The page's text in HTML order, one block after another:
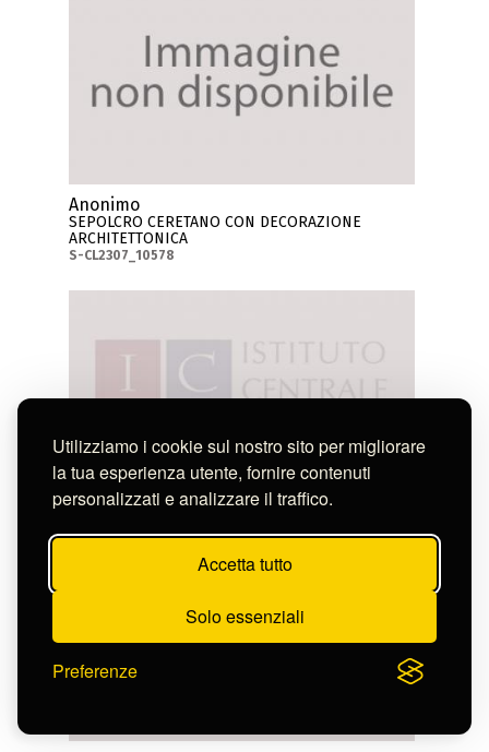
Utilizziamo i cookie sul nostro sito per migliorare
la tua esperienza utente, fornire contenuti
personalizzati e analizzare il traffico.
Accetta tutto
Solo essenziali
Preferenze
Anonimo
SEPOLCRO CERETANO CON DECORAZIONE
ARCHITETTONICA
S-CL2307_10578